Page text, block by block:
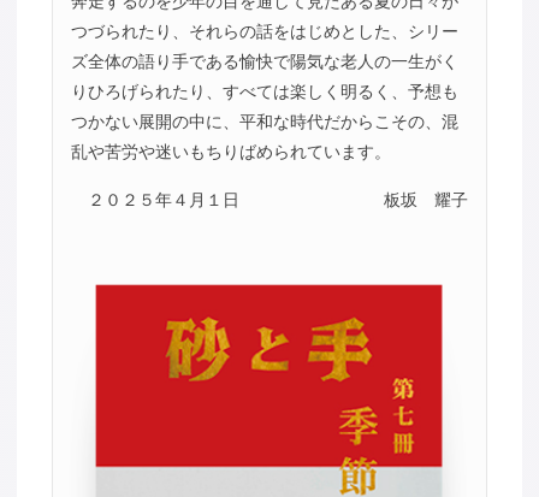
つづられたり、それらの話をはじめとした、シリー
ズ全体の語り手である愉快で陽気な老人の一生がく
りひろげられたり、すべては楽しく明るく、予想も
つかない展開の中に、平和な時代だからこその、混
乱や苦労や迷いもちりばめられています。
２０２５年４月１日 板坂 耀子